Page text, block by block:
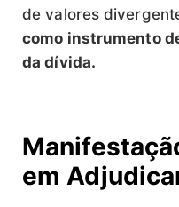
de valores
como instrumento
da dívida.
em